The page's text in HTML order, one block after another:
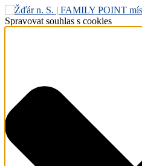
Spravovat souhlas s cookies